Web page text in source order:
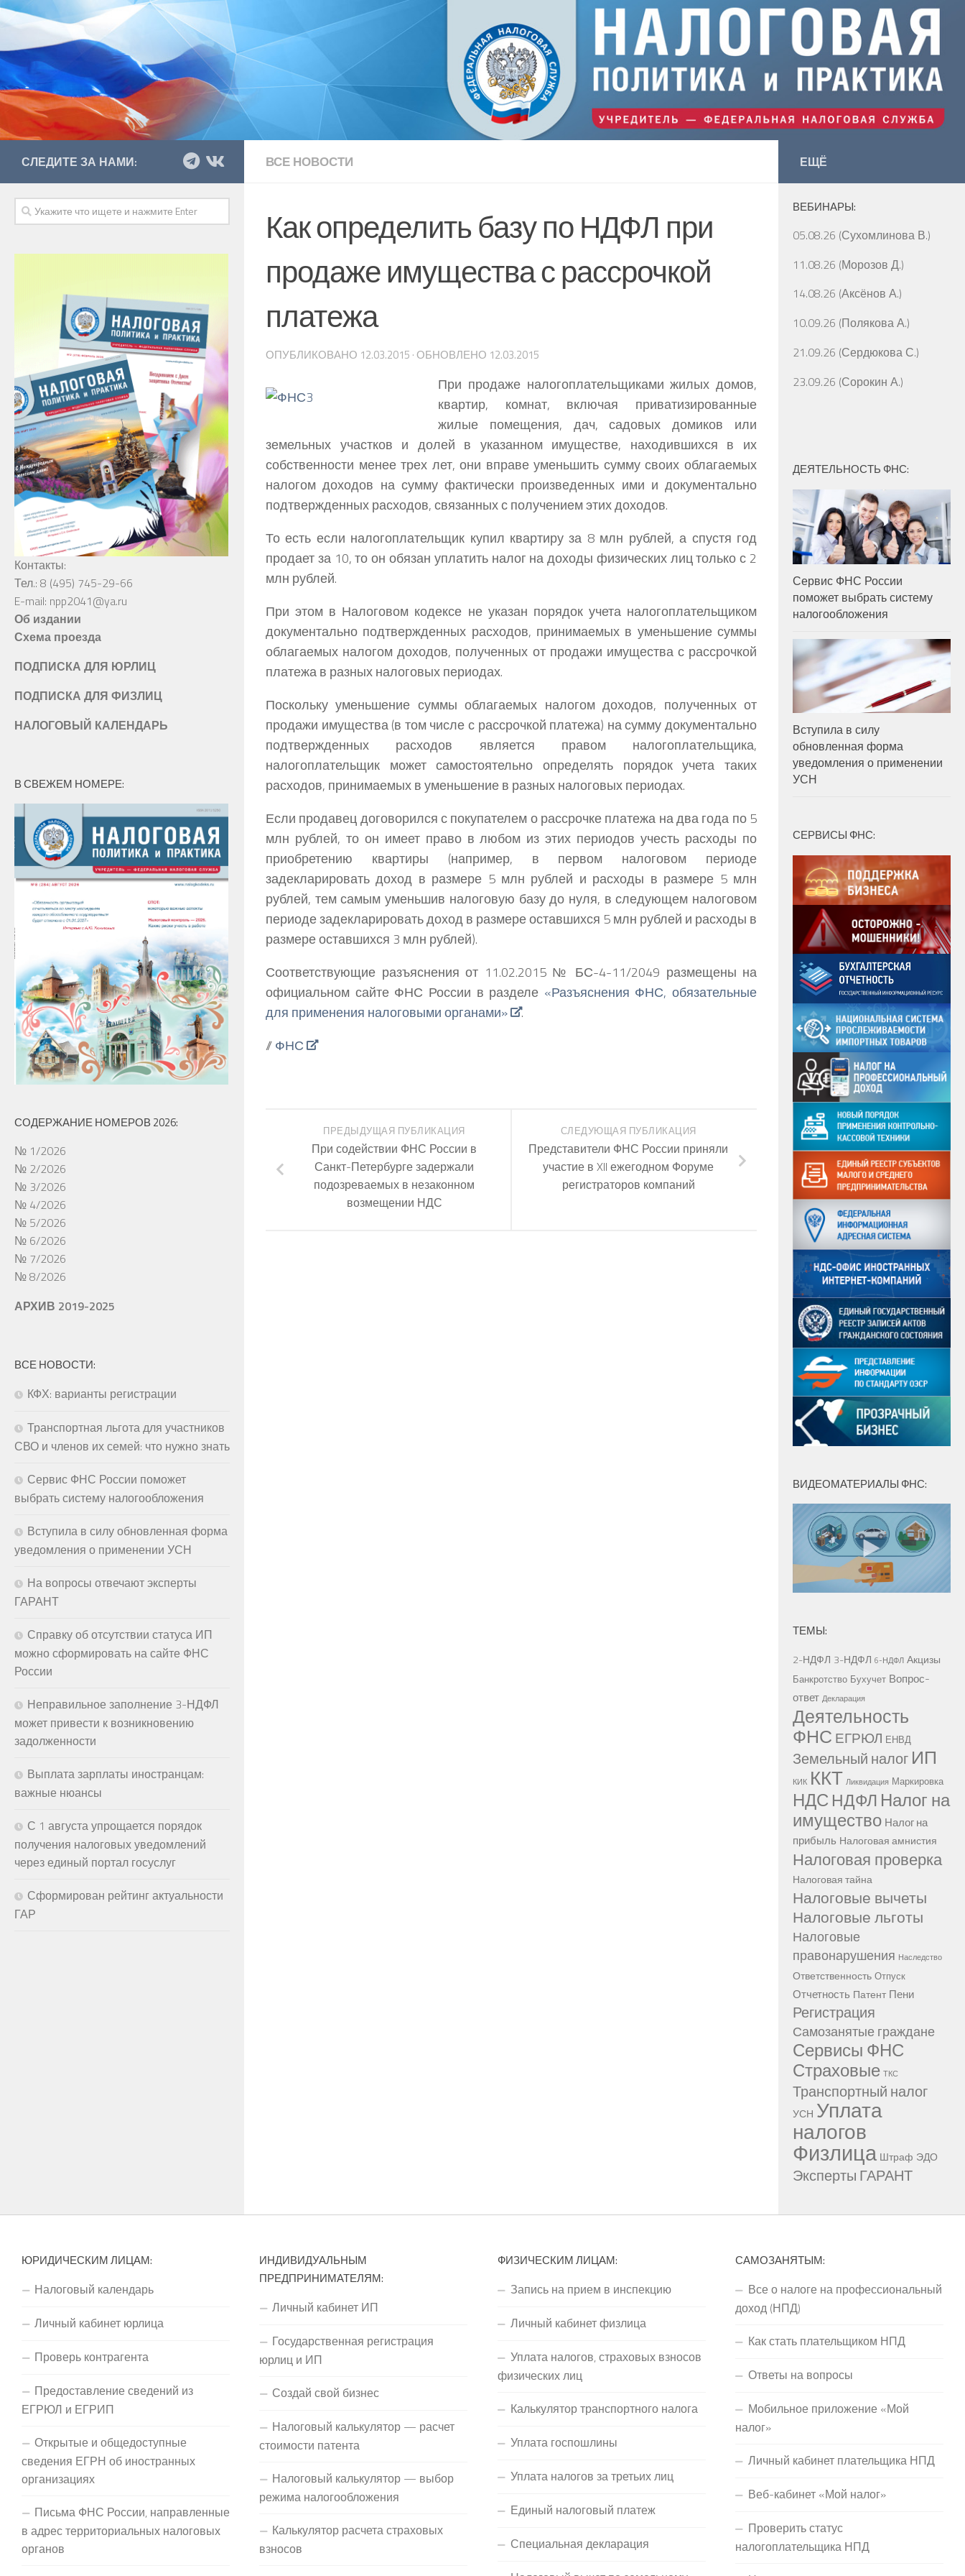
ВСЕ НОВОСТИ
Как определить базу по НДФЛ при
продаже имущества с рассрочкой
платежа
ОПУБЛИКОВАНО 12.03.2015 · ОБНОВЛЕНО 12.03.2015
При продаже налогоплательщиками жилых домов,
квартир, комнат, включая приватизированные
жилые помещения, дач, садовых домиков или
земельных участков и долей в указанном имуществе, находившихся в их
собственности менее трех лет, они вправе уменьшить сумму своих облагаемых
налогом доходов на сумму фактически произведенных ими и документально
подтвержденных расходов, связанных с получением этих доходов.
То есть если налогоплательщик купил квартиру за 8 млн рублей, а спустя год
продает за 10, то он обязан уплатить налог на доходы физических лиц только с 2
млн рублей.
При этом в Налоговом кодексе не указан порядок учета налогоплательщиком
документально подтвержденных расходов, принимаемых в уменьшение суммы
облагаемых налогом доходов, полученных от продажи имущества с рассрочкой
платежа в разных налоговых периодах.
Поскольку уменьшение суммы облагаемых налогом доходов, полученных от
продажи имущества (в том числе с рассрочкой платежа) на сумму документально
подтвержденных расходов является правом налогоплательщика,
налогоплательщик может самостоятельно определять порядок учета таких
расходов, принимаемых в уменьшение в разных налоговых периодах.
Если продавец договорился с покупателем о рассрочке платежа на два года по 5
млн рублей, то он имеет право в любом из этих периодов учесть расходы по
приобретению квартиры (например, в первом налоговом периоде
задекларировать доход в размере 5 млн рублей и расходы в размере 5 млн
рублей, тем самым уменьшив налоговую базу до нуля, в следующем налоговом
периоде задекларировать доход в размере оставшихся 5 млн рублей и расходы в
размере оставшихся 3 млн рублей).
Соответствующие разъяснения от 11.02.2015 № БС-4-11/2049 размещены на
официальном сайте ФНС России в разделе «Разъяснения ФНС, обязательные
для применения налоговыми органами»
.
//ФНС
СЛЕДУЮЩАЯ ПУБЛИКАЦИЯ
Представители ФНС России приняли
участие в XII ежегодном Форуме
регистраторов компаний
ПРЕДЫДУЩАЯ ПУБЛИКАЦИЯ
При содействии ФНС России в
Санкт-Петербурге задержали
подозреваемых в незаконном
возмещении НДС
СЛЕДИТЕ ЗА НАМИ:
Контакты:
Тел.: 8 (495) 745-29-66
E-mail: npp2041@ya.ru
Об издании
Схема проезда
ПОДПИСКА ДЛЯ ЮРЛИЦ
ПОДПИСКА ДЛЯ ФИЗЛИЦ
НАЛОГОВЫЙ КАЛЕНДАРЬ
В СВЕЖЕМ НОМЕРЕ:
СОДЕРЖАНИЕ НОМЕРОВ 2026:
№ 1/2026
№ 2/2026
№ 3/2026
№ 4/2026
№ 5/2026
№ 6/2026
№ 7/2026
№ 8/2026
АРХИВ 2019-2025
ВСЕ НОВОСТИ:
КФХ: варианты регистрации
Транспортная льгота для участников
СВО и членов их семей: что нужно знать
Сервис ФНС России поможет
выбрать систему налогообложения
Вступила в силу обновленная форма
уведомления о применении УСН
На вопросы отвечают эксперты
ГАРАНТ
Справку об отсутствии статуса ИП
можно сформировать на сайте ФНС
России
Неправильное заполнение 3-НДФЛ
может привести к возникновению
задолженности
Выплата зарплаты иностранцам:
важные нюансы
С 1 августа упрощается порядок
получения налоговых уведомлений
через единый портал госуслуг
Сформирован рейтинг актуальности
ГАР
ЕЩЁ
ВЕБИНАРЫ:
05.08.26 (Сухомлинова В.)
11.08.26 (Морозов Д.)
14.08.26 (Аксёнов А.)
10.09.26 (Полякова А.)
21.09.26 (Сердюкова С.)
23.09.26 (Сорокин А.)
ДЕЯТЕЛЬНОСТЬ ФНС:
Сервис ФНС России
поможет выбрать систему
налогообложения
Вступила в силу
обновленная форма
уведомления о применении
УСН
СЕРВИСЫ ФНС:
ВИДЕОМАТЕРИАЛЫ ФНС:
ТЕМЫ:
2-НДФЛ 3-НДФЛ 6-НДФЛ Акцизы
Банкротство Бухучет Вопрос-
ответ Декларация
Деятельность
ФНС ЕГРЮЛ ЕНВД
Земельный налог ИП
КИК ККТ Ликвидация Маркировка
НДС НДФЛ Налог на
имущество Налог на
прибыль Налоговая амнистия
Налоговая проверка
Налоговая тайна
Налоговые вычеты
Налоговые льготы
Налоговые
правонарушения Наследство
Ответственность Отпуск
Отчетность Патент Пени
Регистрация
Самозанятые граждане
Сервисы ФНС
Страховые ТКС
Транспортный налог
УСН Уплата
налогов
Физлица Штраф ЭДО
Эксперты ГАРАНТ
ЮРИДИЧЕСКИМ ЛИЦАМ:
Налоговый календарь
Личный кабинет юрлица
Проверь контрагента
Предоставление сведений из
ЕГРЮЛ и ЕГРИП
Открытые и общедоступные
сведения ЕГРН об иностранных
организациях
Письма ФНС России, направленные
в адрес территориальных налоговых
органов
ИНДИВИДУАЛЬНЫМ
ПРЕДПРИНИМАТЕЛЯМ:
Личный кабинет ИП
Государственная регистрация
юрлиц и ИП
Создай свой бизнес
Налоговый калькулятор — расчет
стоимости патента
Налоговый калькулятор — выбор
режима налогообложения
Калькулятор расчета страховых
взносов
ФИЗИЧЕСКИМ ЛИЦАМ:
Запись на прием в инспекцию
Личный кабинет физлица
Уплата налогов, страховых взносов
физических лиц
Калькулятор транспортного налога
Уплата госпошлины
Уплата налогов за третьих лиц
Единый налоговый платеж
Специальная декларация
САМОЗАНЯТЫМ:
Все о налоге на профессиональный
доход (НПД)
Как стать плательщиком НПД
Ответы на вопросы
Мобильное приложение «Мой
налог»
Личный кабинет плательщика НПД
Веб-кабинет «Мой налог»
Проверить статус
налогоплательщика НПД